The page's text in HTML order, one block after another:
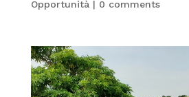
Opportunità| 0 comments